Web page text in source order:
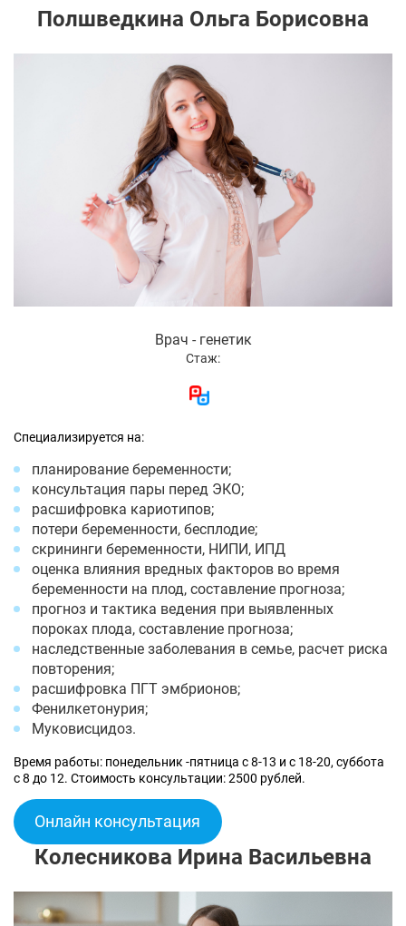
Полшведкина Ольга Борисовна
Врач - генетик
Стаж:
Специализируется на:
планирование беременности;
консультация пары перед ЭКО;
расшифровка кариотипов;
потери беременности, бесплодие;
скрининги беременности, НИПИ, ИПД
оценка влияния вредных факторов во время
беременности на плод, составление прогноза;
прогноз и тактика ведения при выявленных
пороках плода, составление прогноза;
наследственные заболевания в семье, расчет риска
повторения;
расшифровка ПГТ эмбрионов;
Фенилкетонурия;
Муковисцидоз.
Время работы: понедельник -пятница с 8-13 и с 18-20, суббота
с 8 до 12. Стоимость консультации: 2500 рублей.
Онлайн консультация
Колесникова Ирина Васильевна